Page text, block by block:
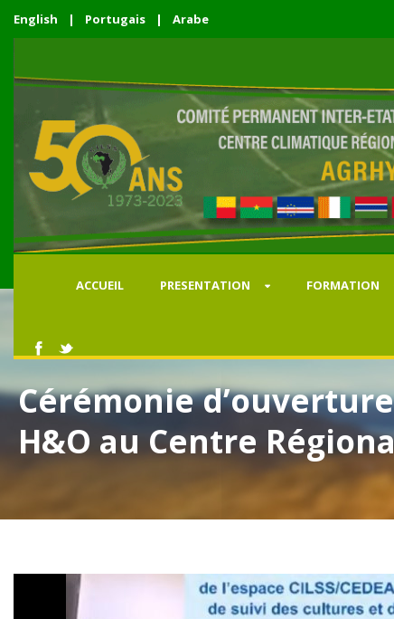
English | Portugais | Arabe
ACCUEIL PRESENTATION FORMATION
Cérémonie
H&O au Centre